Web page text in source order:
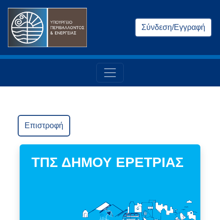
Σύνδεση/Εγγραφή
Επιστροφή
ΤΠΣ ΔΗΜΟΥ ΕΡΕΤΡΙΑΣ